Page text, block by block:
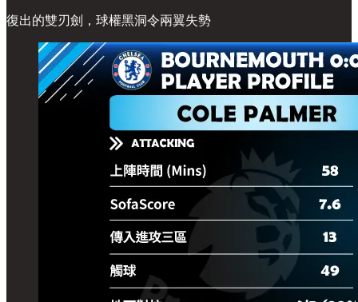
復出的雙刃劍，球權黑洞令兩翼失勢